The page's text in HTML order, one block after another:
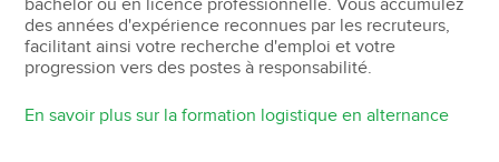
bachelor ou en licence professionnelle. Vous accumulez
des années d'expérience reconnues par les recruteurs,
facilitant ainsi votre recherche d'emploi et votre
progression vers des postes à responsabilité.
En savoir plus sur la formation logistique en alternance